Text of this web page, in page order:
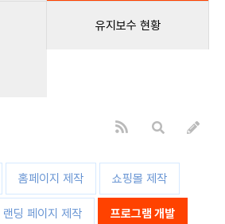
유지보수 현황
홈페이지 제작 쇼핑몰 제작
랜딩 페이지 제작 프로그램 개발